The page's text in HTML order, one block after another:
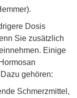
Dosis
Sie zusätzlich
Einige
gehören:
Schmerzmittel,